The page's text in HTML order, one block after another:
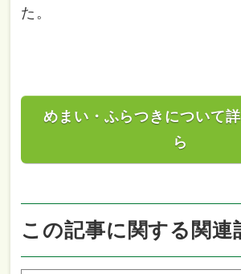
た。
めまい・ふらつきについて
ら
この記事に関する関連